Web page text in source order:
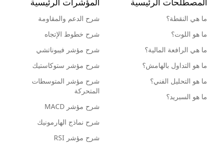
ما هي النقطة؟
ما هو اللوت؟
ما هي الرافعة المالية؟
ما هو التداول بالهامش؟
ما هو التحليل الفني؟
ما هو السبريد؟
شرح الدعم والمقاومة
شرح خطوط الإتجاه
شرح مؤشر فيبوناتشي
شرح مؤشر ستوكاستيك
شرح مؤشر المتوسطات
المتحركة
شرح مؤشر MACD
شرح نماذج الهارمونيك
شرح مؤشر RSI